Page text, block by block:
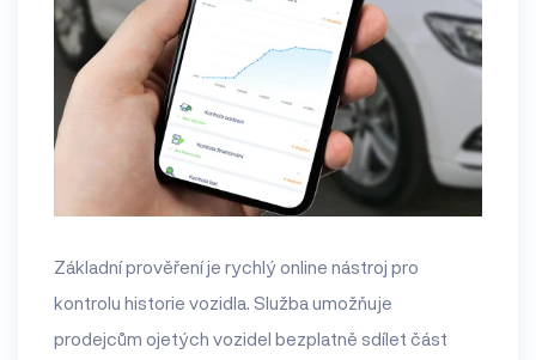
Základní prověření je rychlý online nástroj pro
kontrolu historie vozidla. Služba umožňuje
prodejcům ojetých vozidel bezplatně sdílet část